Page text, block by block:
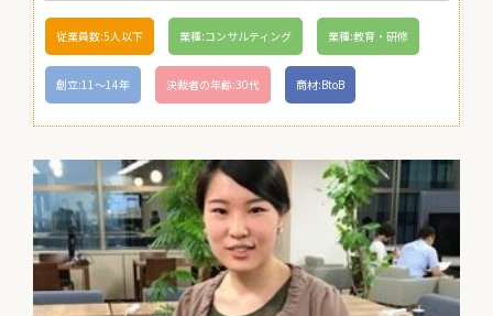
従業員数:5人以下 業種:コンサルティング 業種:教育・研修
創立:11〜14年 決裁者の年齢:30代 商材:BtoB